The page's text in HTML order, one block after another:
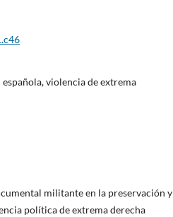
violencia de extrema
militante en la preservación y
política de extrema derecha